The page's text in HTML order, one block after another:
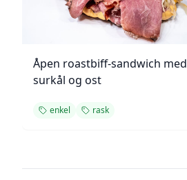
Åpen roastbiff-sandwich med
surkål og ost
enkel rask